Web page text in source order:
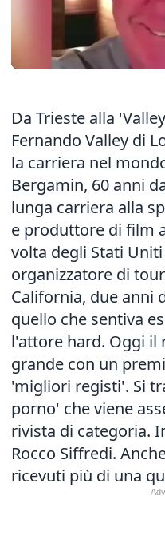
Da Trieste alla
Fernando Valley di
la carriera nel
Bergamin, 60 anni
lunga carriera alla
e produttore di film
volta degli Stati
organizzatore di
California, due anni
quello che sentiva
l'attore hard. Oggi il
grande con un
'migliori registi'. Si
porno' che viene
rivista di categoria.
Rocco Siffredi.
ricevuti più di una